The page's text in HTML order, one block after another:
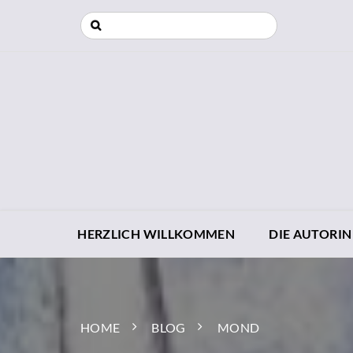
HERZLICH WILLKOMMEN DIE AUTORIN
HOME BLOG MOND